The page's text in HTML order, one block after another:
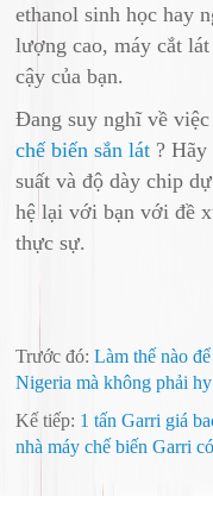
ethanol sinh học hay
lượng cao, máy cắt
cậy của bạn.
Đang suy nghĩ về
chế biến sắn lát ? Hãy
suất và độ dày chip
hệ lại với bạn với đề
thực sự.
Trước đó:Làm thế nào
Nigeria mà không phải
Kế tiếp: 1 tấn Garri giá
nhà máy chế biến Garri